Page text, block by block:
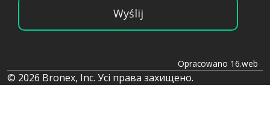
Wyślij
Opracowano 16.web
© 2026 Bronex, Inc. Усі права захищено.